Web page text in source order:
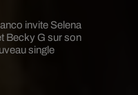
invite Selena
Becky G sur son
single